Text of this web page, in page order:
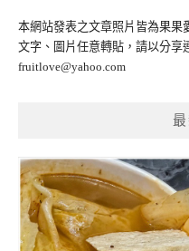
字:
本網站發表之文章照片皆為果果
文字、圖片任意轉貼，請以分享
fruitlove@yahoo.com